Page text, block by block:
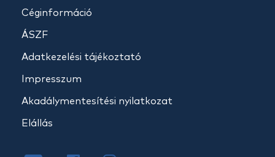
Céginformáció
ÁSZF
Adatkezelési tájékoztató
Impresszum
Akadálymentesítési nyilatkozat
Elállás